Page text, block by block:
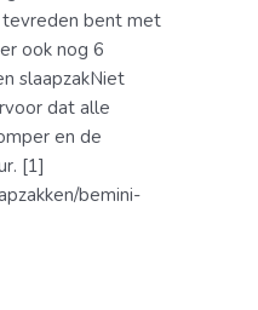
bent met
ook nog 6
slaapzakNiet
dat alle
en de
[1]
bemini-